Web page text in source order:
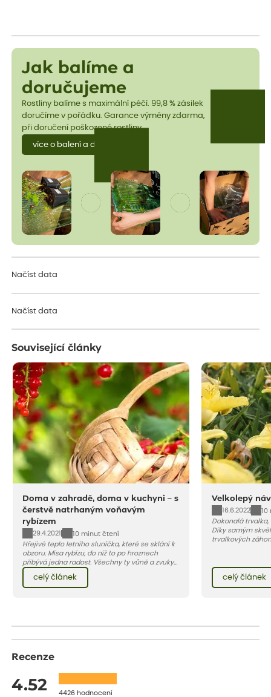
Jak balíme a
doručujeme
Rostliny balíme s maximální péčí. 99,8 % zásilek
doručíme v pořádku. Garance výměny zdarma,
při doručení poškozené rostliny.
více o balení a dopravě
Načíst data
Načíst data
Související články
Doma v zahradě, doma v kuchyni – s
čerstvě natrhaným voňavým
rybízem
29.4.2021
10 minut čtení
Hřejivé teplo letního sluníčka, které se sklání k
obzoru. Mísa rybízu, do níž to po hroznech
přibývá jedna radost. Všechny ty vůně a zvuky
červencové zahrady. Sklizeň rybízu do kuchyně
vnese neuvěřitelný klid a radost. A taky trochu
bezstarostnosti dětství při mlsání babiččina
celý článek
Velkolepý
16.6.2022
10
Dokonalá
Díky samým
trvalkových
celý článek
Recenze
4.52 4426 hodnocení